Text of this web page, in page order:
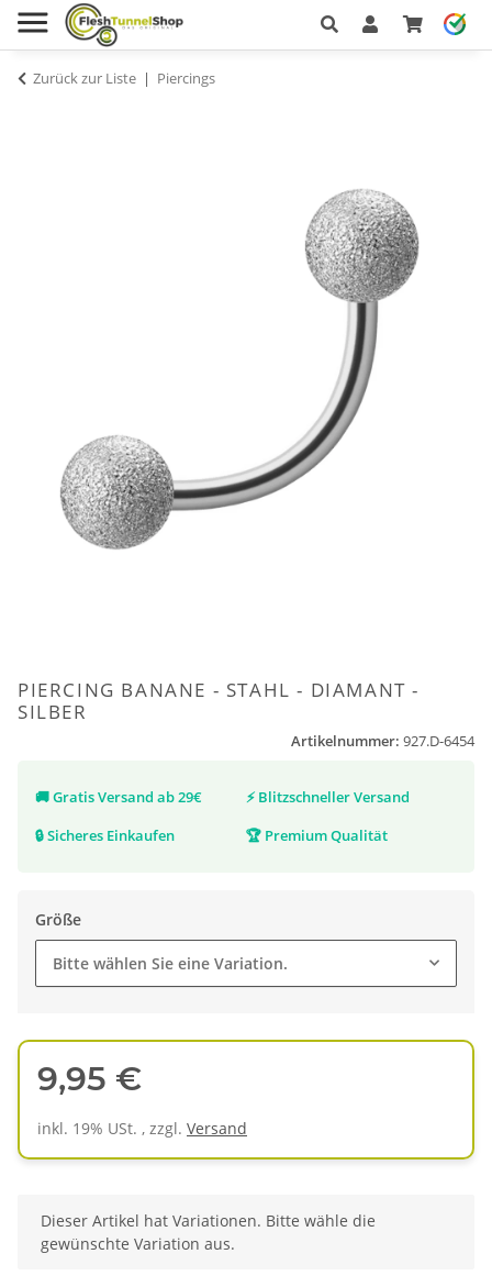
Zurück zur Liste Piercings
PIERCING BANANE - STAHL - DIAMANT -
SILBER
Artikelnummer: 927.D-6454
🚚Gratis Versand ab 29€ ⚡ Blitzschneller Versand
🔒Sicheres Einkaufen 🏆 Premium Qualität
Größe
Bitte wählen Sie eine Variation.
9,95 €
inkl. 19% USt. , zzgl. Versand
x
Dieser Artikel hat Variationen. Bitte wähle die
gewünschte Variation aus.